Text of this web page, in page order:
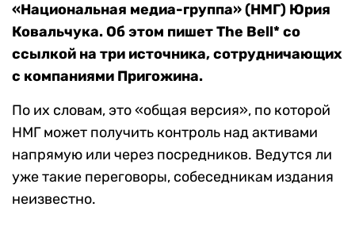
«Национальная медиа-группа» (НМГ) Юрия
Ковальчука. Об этом пишетThe Bell*со
ссылкой на три источника, сотрудничающих
с компаниями Пригожина.
По их словам, это «общая версия», по которой
НМГ может получить контроль над активами
напрямую или через посредников. Ведутся ли
уже такие переговоры, собеседникам издания
неизвестно.